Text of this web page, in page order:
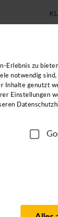
zu
notwendig
genutzt
Einstellungen